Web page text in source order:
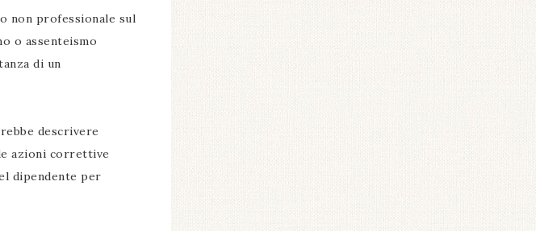
non professionale sul
o assenteismo
di un
descrivere
azioni correttive
dipendente per